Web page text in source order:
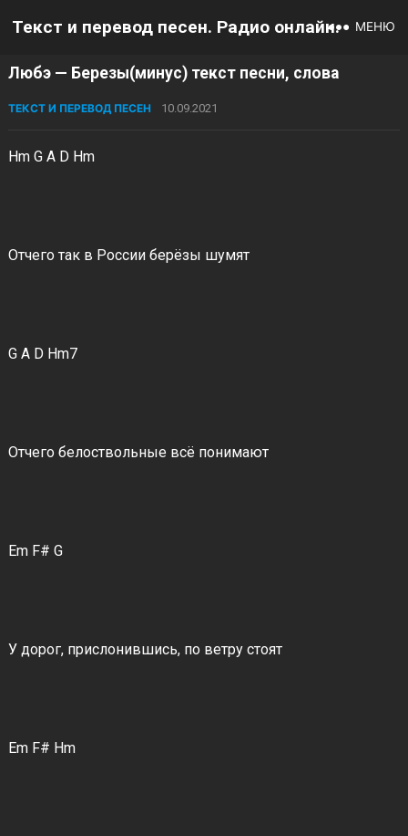
Текст и перевод песен. Радио онлайн. МЕНЮ
Любэ — Березы(минус) текст песни, слова
ТЕКСТ И ПЕРЕВОД ПЕСЕН 10.09.2021
Hm G A D Hm
Отчего так в России берёзы шумят
G A D Hm7
Отчего белоствольные всё понимают
Em F# G
У дорог, прислонившись, по ветру стоят
Em F# Hm